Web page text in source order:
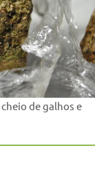
de galhos e